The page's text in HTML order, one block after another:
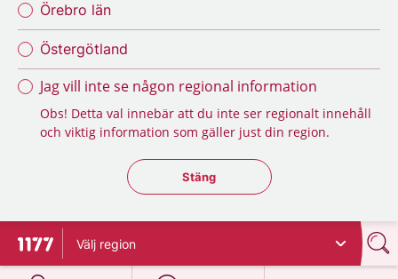
Örebro län
Östergötland
Jag vill inte se någon regional information
Obs! Detta val innebär att du inte ser regionalt innehåll
och viktig information som gäller just din region.
Stäng regionsväljaren
Stäng
Till startsidan för 1177
Välj region
på 1177.se
på 1177.se